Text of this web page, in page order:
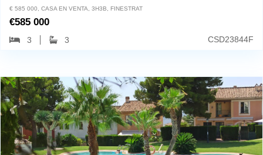
€ 585 000, CASA EN VENTA, 3H3B, FINESTRAT
€585 000
3 3 CSD23844F